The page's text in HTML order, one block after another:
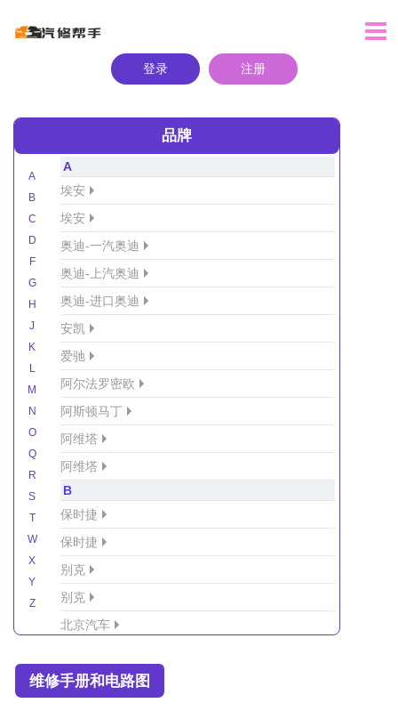
登录 注册
品牌
A
B
C
D
F
G
H
J
K
L
M
N
O
Q
R
S
T
W
X
Y
Z
A
埃安
埃安
奥迪-一汽奥迪
奥迪-上汽奥迪
奥迪-进口奥迪
安凯
爱驰
阿尔法罗密欧
阿斯顿马丁
阿维塔
阿维塔
B
保时捷
保时捷
别克
别克
北京汽车
北京越野车
维修手册和电路图